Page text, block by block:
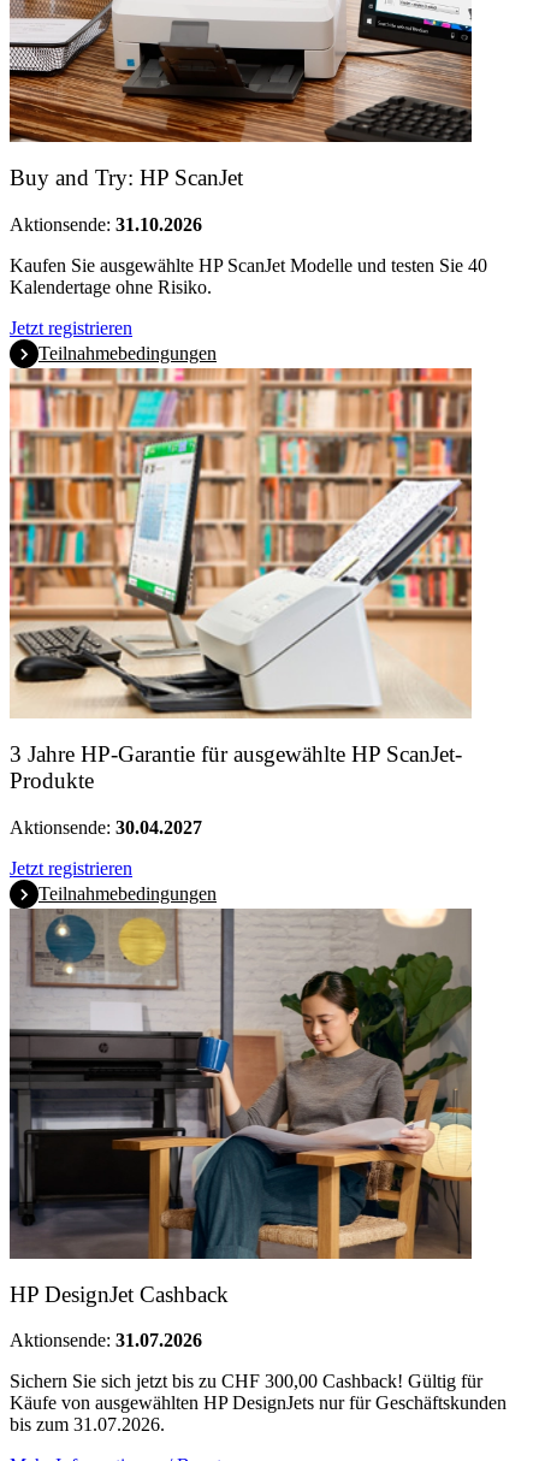
Buy and Try: HP ScanJet
Aktionsende: 31.10.2026
Kaufen Sie ausgewählte HP ScanJet Modelle und testen Sie 40
Kalendertage ohne Risiko.
Jetzt registrieren
Teilnahmebedingungen
3 Jahre HP-Garantie für ausgewählte HP ScanJet-
Produkte
Aktionsende: 30.04.2027
Jetzt registrieren
Teilnahmebedingungen
HP DesignJet Cashback
Aktionsende: 31.07.2026
Sichern Sie sich jetzt bis zu CHF 300,00 Cashback! Gültig für
Käufe von ausgewählten HP DesignJets nur für Geschäftskunden
bis zum 31.07.2026.